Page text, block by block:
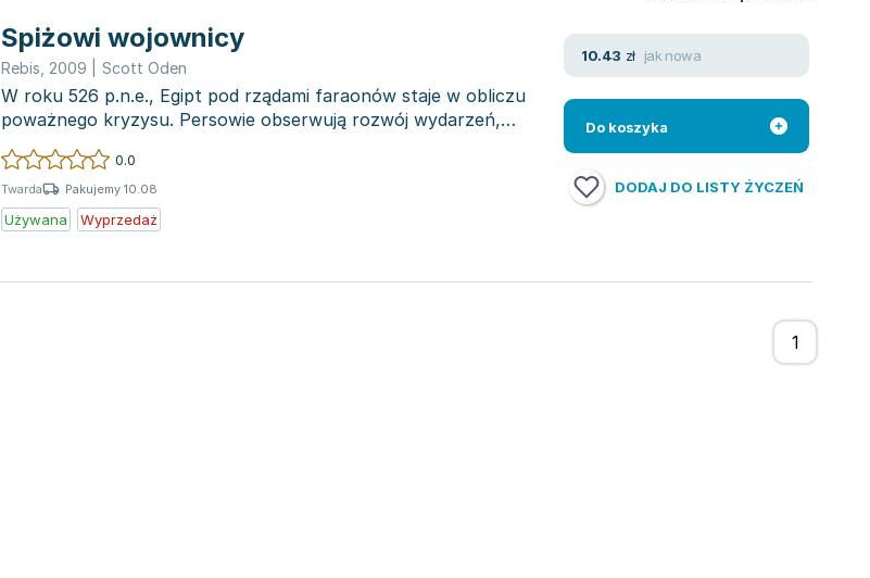
Spiżowi wojownicy
Rebis 2009 Scott Oden
W roku 526 p.n.e., Egipt pod rządami faraonów staje w obliczu
poważnego kryzysu. Persowie obserwują rozwój wydarzeń,
czekając na o...
0.0
Twarda Pakujemy 10.08
Używana Wyprzedaż
10.43 zł jak nowa
Do koszyka
DODAJ DO LISTY ŻYCZEŃ